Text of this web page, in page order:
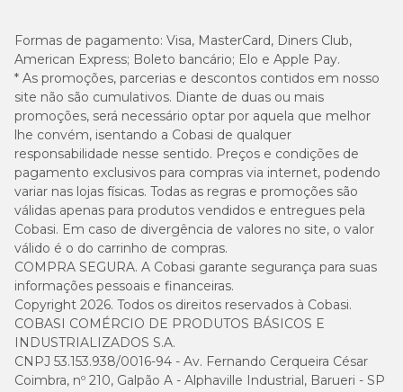
Formas de pagamento: Visa, MasterCard, Diners Club,
American Express; Boleto bancário; Elo e Apple Pay.
* As promoções, parcerias e descontos contidos em nosso
site não são cumulativos. Diante de duas ou mais
promoções, será necessário optar por aquela que melhor
lhe convém, isentando a Cobasi de qualquer
responsabilidade nesse sentido. Preços e condições de
pagamento exclusivos para compras via internet, podendo
variar nas lojas físicas. Todas as regras e promoções são
válidas apenas para produtos vendidos e entregues pela
Cobasi. Em caso de divergência de valores no site, o valor
válido é o do carrinho de compras.
COMPRA SEGURA. A Cobasi garante segurança para suas
informações pessoais e financeiras.
Copyright 2026. Todos os direitos reservados à Cobasi.
COBASI COMÉRCIO DE PRODUTOS BÁSICOS E
INDUSTRIALIZADOS S.A.
CNPJ 53.153.938/0016-94 - Av. Fernando Cerqueira César
Coimbra, nº 210, Galpão A - Alphaville Industrial, Barueri - SP